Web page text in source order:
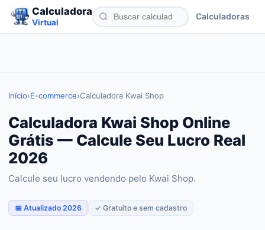
Calculadora
Virtual
Calculadoras
Início›E-commerce›Calculadora Kwai Shop
Calculadora Kwai Shop Online
Grátis — Calcule Seu Lucro Real
2026
Calcule seu lucro vendendo pelo Kwai Shop.
📅 Atualizado 2026 ✓ Gratuito e sem cadastro